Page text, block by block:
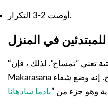
أوصت 2-3 التكرار.
“تعني ”تمساح“. لذلك ، فإن
Makarasana المعروف أيضًا باسم التمساح. إنه وضع شفاء
وهو جزء من ”بادما سادهانا